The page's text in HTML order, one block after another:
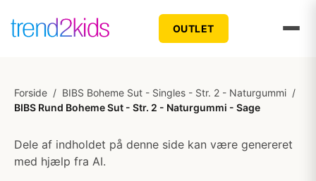
OUTLET
Forside / BIBS Boheme Sut - Singles - Str. 2 - Naturgummi /
BIBS Rund Boheme Sut - Str. 2 - Naturgummi - Sage
Dele af indholdet på denne side kan være genereret
med hjælp fra AI.